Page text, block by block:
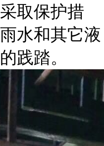
取保护措
水和其它液
践踏。